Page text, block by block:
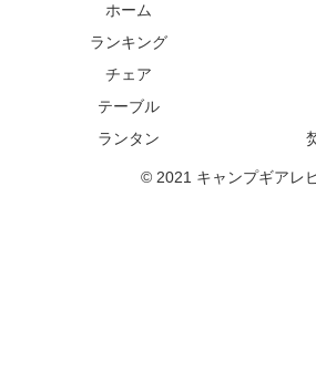
ホーム
ランキング
チェア
テーブル
ランタン
© 2021 キャンプギアレ